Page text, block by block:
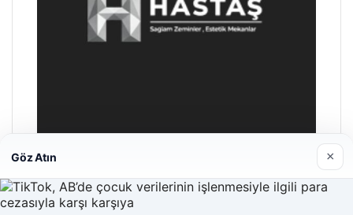
Prenses Night Club
Nisan 29, 2026
Göz Atın ×